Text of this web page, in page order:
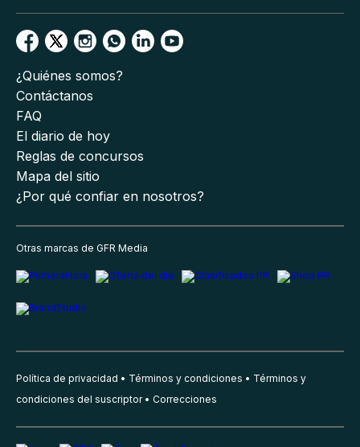
¿Quiénes somos?
Contáctanos
FAQ
El diario de hoy
Reglas de concursos
Mapa del sitio
¿Por qué confiar en nosotros?
Otras marcas de GFR Media
Política de privacidad Términos y condiciones
Términos y
condiciones del suscriptor
Correcciones